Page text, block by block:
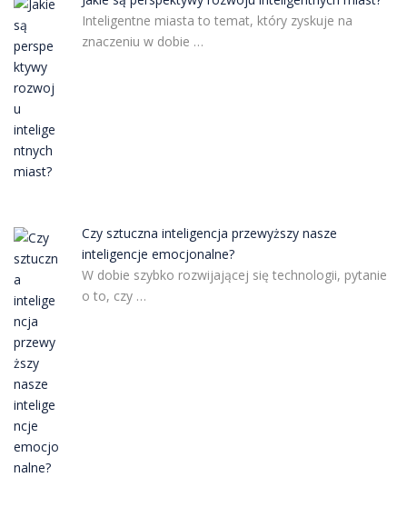
Inteligentne miasta to temat, który zyskuje na
znaczeniu w dobie …
Czy sztuczna inteligencja przewyższy nasze
inteligencje emocjonalne?
W dobie szybko rozwijającej się technologii, pytanie
o to, czy …